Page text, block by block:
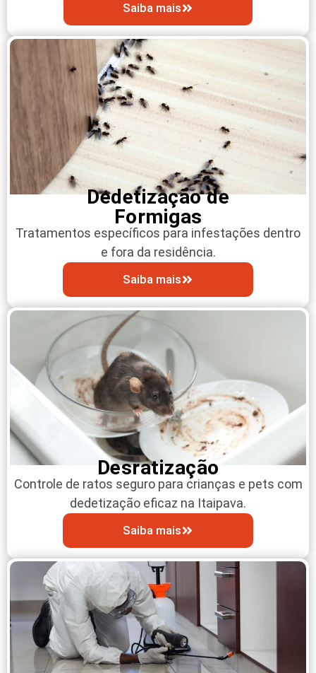
Saiba mais
Dedetização de
Formigas
Tratamentos específicos para infestações dentro
e fora da residência.
Saiba mais
Desratização
Controle de ratos seguro para crianças e pets com
dedetização eficaz na Itaipava.
Saiba mais